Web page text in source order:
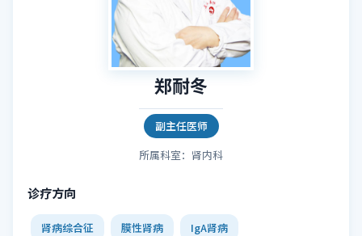
郑耐冬
副主任医师
所属科室：肾内科
诊疗方向
肾病综合征 膜性肾病 IgA肾病